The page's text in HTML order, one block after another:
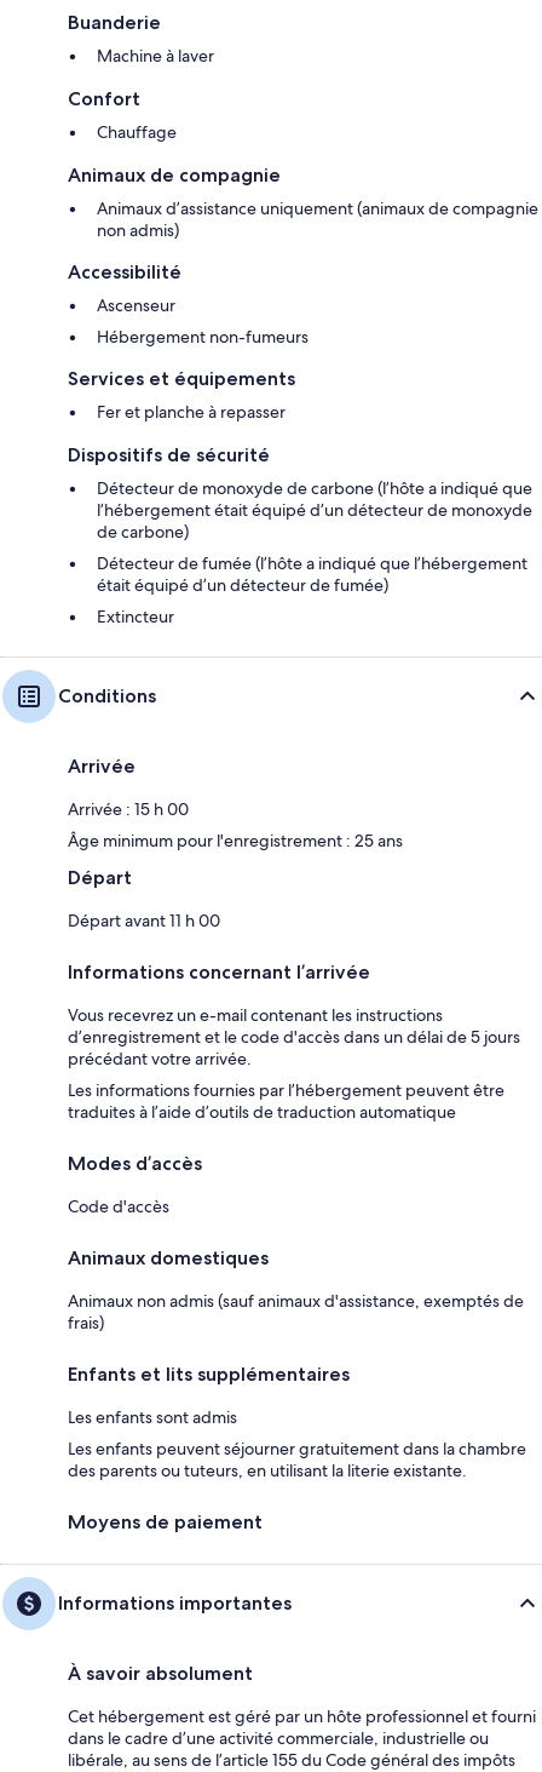
Buanderie
Machine à laver
Confort
Chauffage
Animaux de compagnie
Animaux d’assistance uniquement (animaux de compagnie
non admis)
Accessibilité
Ascenseur
Hébergement non-fumeurs
Services et équipements
Fer et planche à repasser
Dispositifs de sécurité
Détecteur de monoxyde de carbone (l’hôte a indiqué que
l’hébergement était équipé d’un détecteur de monoxyde
de carbone)
Détecteur de fumée (l’hôte a indiqué que l’hébergement
était équipé d’un détecteur de fumée)
Extincteur
Conditions
Arrivée
Arrivée : 15 h 00
Âge minimum pour l'enregistrement : 25 ans
Départ
Départ avant 11 h 00
Informations concernant l’arrivée
Vous recevrez un e-mail contenant les instructions
d’enregistrement et le code d'accès dans un délai de 5 jours
précédant votre arrivée.
Les informations fournies par l’hébergement peuvent être
traduites à l’aide d’outils de traduction automatique
Modes d’accès
Code d'accès
Animaux domestiques
Animaux non admis (sauf animaux d'assistance, exemptés de
frais)
Enfants et lits supplémentaires
Les enfants sont admis
Les enfants peuvent séjourner gratuitement dans la chambre
des parents ou tuteurs, en utilisant la literie existante.
Moyens de paiement
Informations importantes
À savoir absolument
Cet hébergement est géré par un hôte professionnel et fourni
dans le cadre d’une activité commerciale, industrielle ou
libérale, au sens de l’article 155 du Code général des impôts